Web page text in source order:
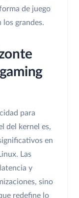
de juego
grandes.
para
del kernel es,
en
Las
y
sino
redefine lo